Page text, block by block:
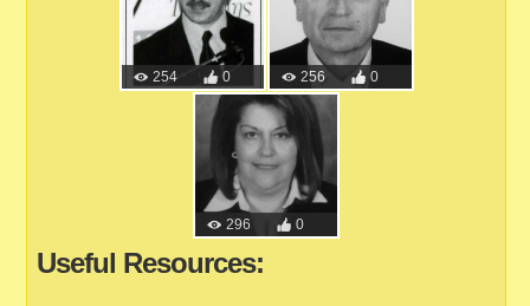
254 0 256 0
296 0
Useful Resources: